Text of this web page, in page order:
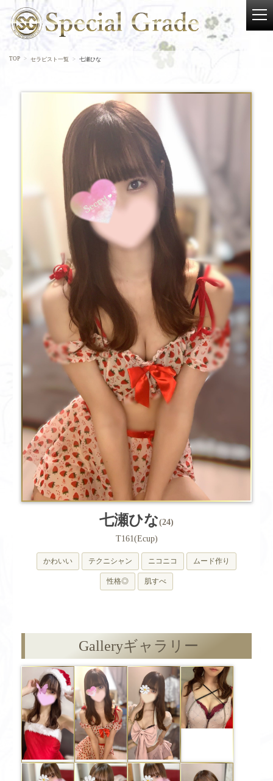
TOP セラピスト一覧 七瀬ひな
七瀬ひな(24)
T161(Ecup)
かわいい テクニシャン ニコニコ ムード作り
性格◎ 肌すべ
Galleryギャラリー